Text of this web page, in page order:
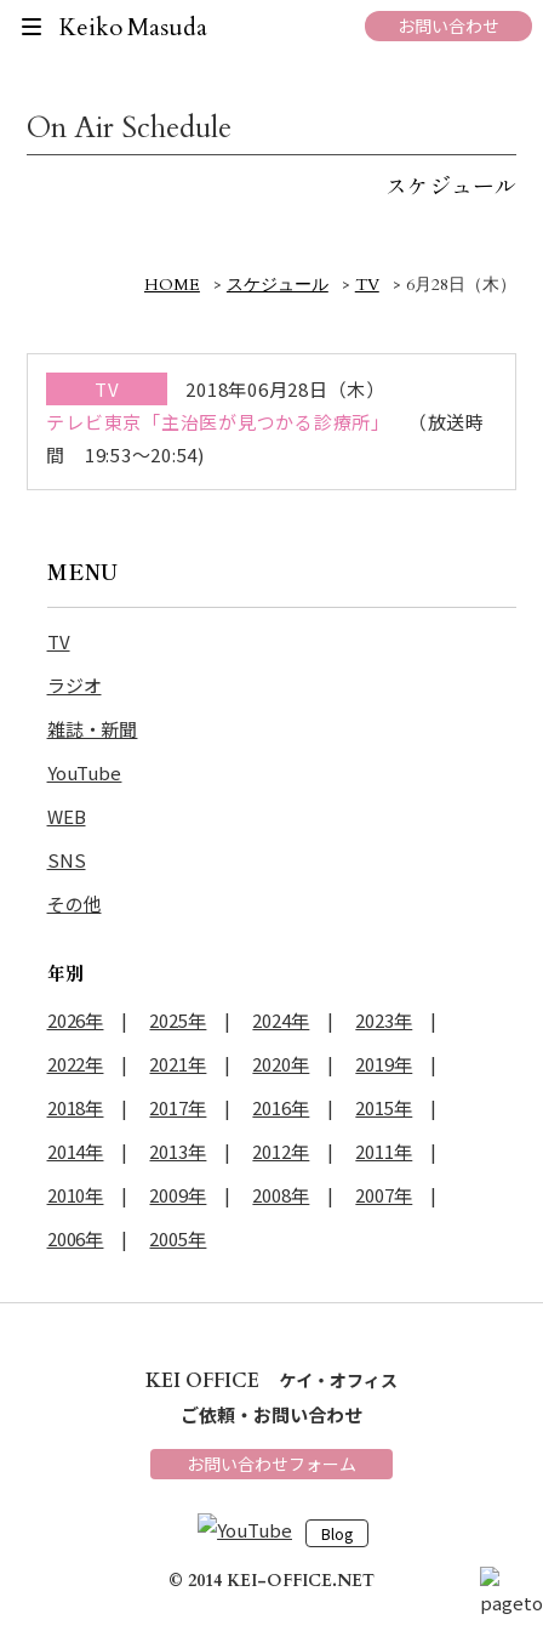
Keiko Masuda お問い合わせ
On Air Schedule
スケジュール
HOME > スケジュール > TV > 6月28日（木）
TV
2018年06月28日（木）
テレビ東京「主治医が見つかる診療所」
（放送時
間 19:53～20:54)
MENU
TV
ラジオ
雑誌・新聞
YouTube
WEB
SNS
その他
年別
2026年
2025年 2024年
2023年
2022年
2021年 2020年
2019年
2018年
2017年 2016年
2015年
2014年
2013年 2012年
2011年
2010年
2009年 2008年
2007年
2006年
2005年
KEI OFFICE ケイ・オフィス
ご依頼・お問い合わせ
お問い合わせフォーム
Blog
© 2014 KEI-OFFICE.NET